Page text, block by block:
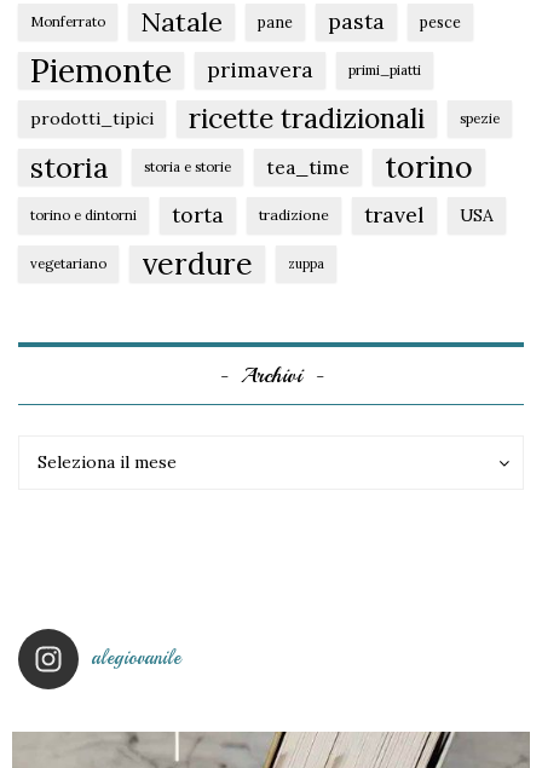
Monferrato Natale pane pasta pesce
Piemonte primavera primi_piatti
prodotti_tipici ricette tradizionali spezie
storia storia e storie tea_time torino
torino e dintorni torta tradizione travel USA
vegetariano verdure zuppa
Archivi
Seleziona il mese
alegiovanile